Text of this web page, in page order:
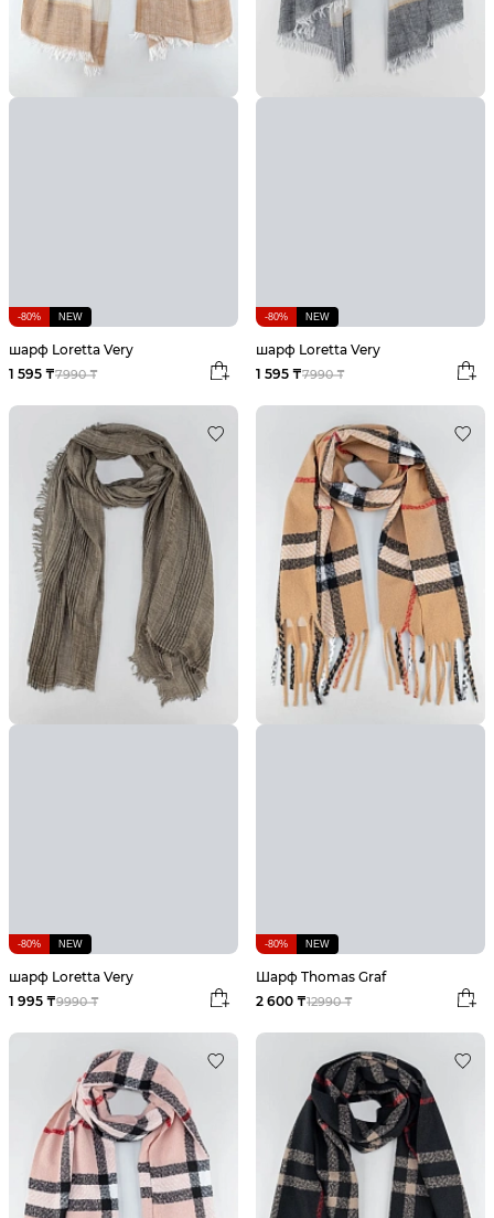
-80% NEW
шарф Loretta Very
7990 ₸
1 595 ₸
-80% NEW
шарф Loretta Very
7990 ₸
1 595 ₸
-80% NEW
шарф Loretta Very
9990 ₸
1 995 ₸
-80% NEW
Шарф Thomas Graf
12990 ₸
2 600 ₸